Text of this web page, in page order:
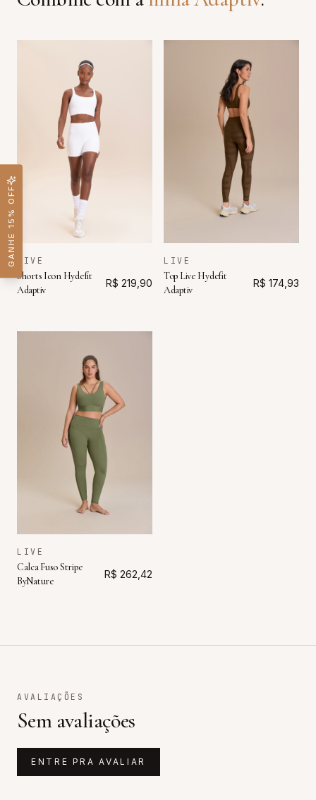
LIVE
Shorts Icon Hydefit
Adaptiv
R$ 219,90
LIVE
Top Live Hydefit
Adaptiv
R$ 174,93
LIVE
Calca Fuso Stripe
ByNature
R$ 262,42
AVALIAÇÕES
Sem avaliações
ENTRE PRA AVALIAR
GANHE 15% OFF